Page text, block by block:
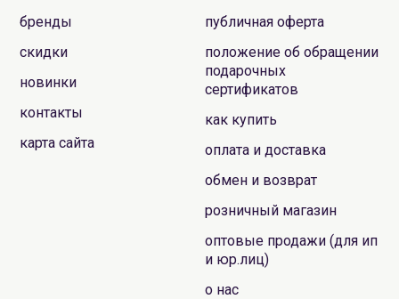
бренды
скидки
новинки
контакты
карта сайта
публичная оферта
положение об обращении
подарочных
сертификатов
как купить
оплата и доставка
обмен и возврат
розничный магазин
оптовые продажи (для ип
и юр.лиц)
о нас